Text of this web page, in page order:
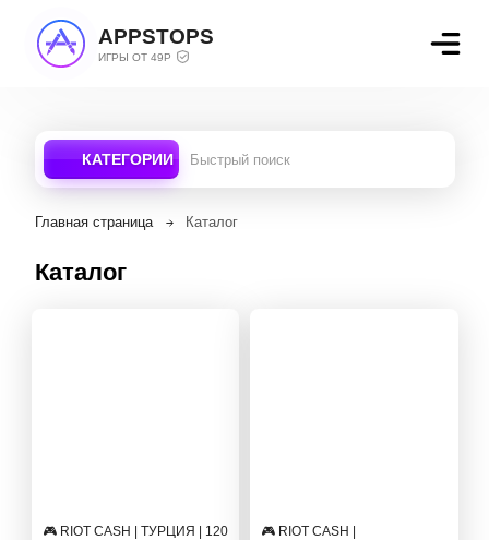
APPSTOPS
ИГРЫ ОТ 49Р
КАТЕГОРИИ
Главная страница Каталог
Каталог
🎮 RIOT CASH | ТУРЦИЯ | 120
🎮 RIOT CASH |